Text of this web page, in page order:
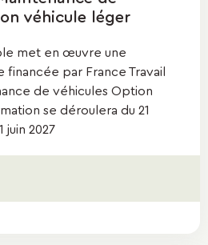
véhicule léger
met en œuvre une
par France Travail
de véhicules Option
se déroulera du 21
juin 2027